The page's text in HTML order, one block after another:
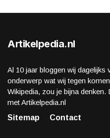
Artikelpedia.nl
Al 10 jaar bloggen wij dagelijks
onderwerp wat wij tegen
Wikipedia, zou je bijna denken.
met Artikelpedia.nl
Sitemap
Contact